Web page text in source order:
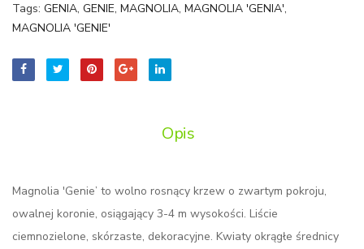
Tags: GENIA, GENIE, MAGNOLIA, MAGNOLIA 'GENIA',
MAGNOLIA 'GENIE'
Opis
Magnolia 'Genie’ to wolno rosnący krzew o zwartym pokroju,
owalnej koronie, osiągający 3-4 m wysokości. Liście
ciemnozielone, skórzaste, dekoracyjne. Kwiaty okrągłe średnicy